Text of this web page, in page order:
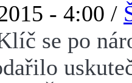
- 4:00 /
se po